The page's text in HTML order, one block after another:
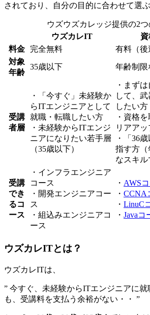
されており、自分の目的に合わせて選
ウズウズカレッジ提供の2
ウズカレIT
料金
完全無料
有料（後
対象
年齢
35歳以下 年齢制限
受講
者層
・「今すぐ」未経験か
らITエンジニアとして
就職・転職したい方
・未経験からITエンジ
ニアになりたい若手層
（35歳以下）
・まず
して、
したい方
・資格
リアア
・「36
指す方（
なスキル
受講
でき
るコ
ース
・インフラエンジニア
コース
・開発エンジニアコー
ス
・組込みエンジニアコ
ース
・ AWS
・ CCNA
・ LinuC
・ Javaコ
ウズカレITとは？
ウズカレITは、
” 今すぐ、未経験からITエンジニアに
も、受講料を支払う余裕がない・・ ”